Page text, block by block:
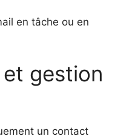
en tâche ou en
gestion
un contact